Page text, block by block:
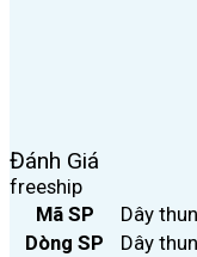
Đánh Giá
freeship
Mã SP
Dây
Dòng SP
Dây thun